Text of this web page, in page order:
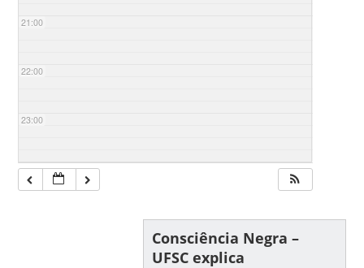
21:00
22:00
23:00
Consciência Negra –
UFSC explica